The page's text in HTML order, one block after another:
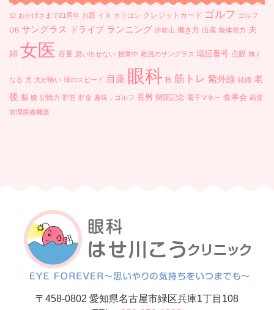
ID おかげさまで21周年 お題 イヌ カラコン クレジットカード ゴルフ ゴルフ
OB サングラス ドライブ ランニング 伊吹山 働き方 出産 動体視力 夫
婦 女医 容量 思い出せない 授業中 教員のサングラス 暗証番号 点眼 無く
なる 犬 犬が怖い 球のスピード 目薬 眼科 秋 筋トレ 紫外線 結婚 老
後 脳 膝 記憶力 貯筋 貯金 趣味，ゴルフ 長男 開院記念 電子マネー 食事会 高度
管理医療機器
〒458-0802 愛知県名古屋市緑区兵庫1丁目108